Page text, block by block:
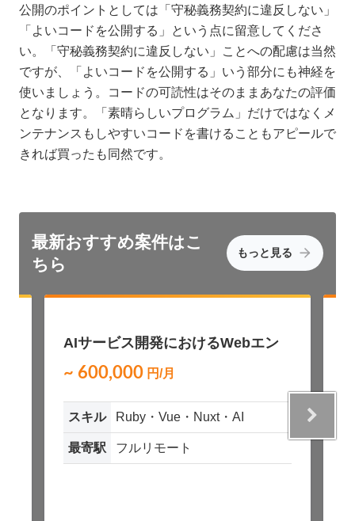
公開のポイントとしては「守秘義務契約に違反しない」
「よいコードを公開する」という点に留意してくださ
い。「守秘義務契約に違反しない」ことへの配慮は当然
ですが、「よいコードを公開する」いう部分にも神経を
使いましょう。コードの可読性はそのままあなたの評価
となります。「素晴らしいプログラム」だけではなくメ
ンテナンスもしやすいコードを書けることもアピールで
きれば買ったも同然です。
最新おすすめ案件はこ
ちら
もっと見る
AIサービス開発におけるWebエン
ジニア募集（Ruby / Vue）
~ 600,000 円/月
スキル Ruby・Vue・Nuxt・AI
最寄駅 フルリモート